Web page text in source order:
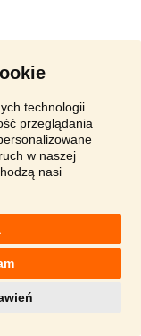
technologii
przeglądania
w naszej
nasi